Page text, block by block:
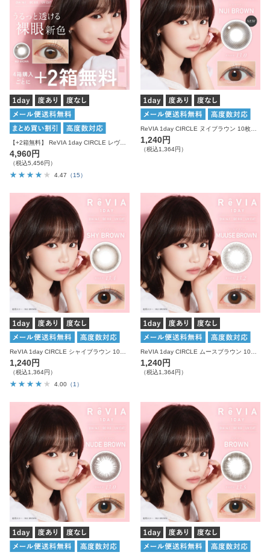
【+2箱無料】 ReVIA 1day CIRCLE レヴィア カラコン サークル 6箱セット
4,960円
（税込5,456円）
4.47 （15）
1,240円
（税込1,364円）
1,240円
（税込1,364円）
4.00 （1）
1,240円
（税込1,364円）